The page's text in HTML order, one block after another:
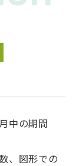
中の期間
、図形での